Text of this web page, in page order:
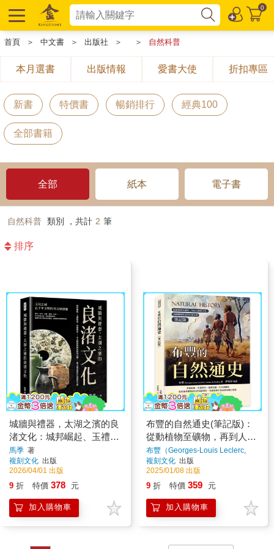
0
首頁 ＞ 中文書 ＞ 出版社 ＞ ＞ 自然科普
本月選書 出版情報 愛書大使 折扣專區
新書 特價書 暢銷排行 經典100
全部書籍
全部 紙本 電子書
自然科普 類別 ，共計 2 筆
排序
城牆與禮器，太湖之濱的良
渚文化：城邦崛起、玉禮制
度、巫師傳承……考古實證
與神話敘事交織，一窺太湖
流域的史前聚落文明
馬季 著
複刻文化 出版
2026/04/01 出版
9 折 特價 378 元
加入購物車
布豐的自然通史(筆記版)：
從動植物至礦物，再到人類
與文明，法國博物學家的生
態全書
布豐（Georges-Louis Leclerc,
Comte de Buffon）
複刻文化 出版
2025/01/08 出版
9 折 特價 359 元
加入購物車